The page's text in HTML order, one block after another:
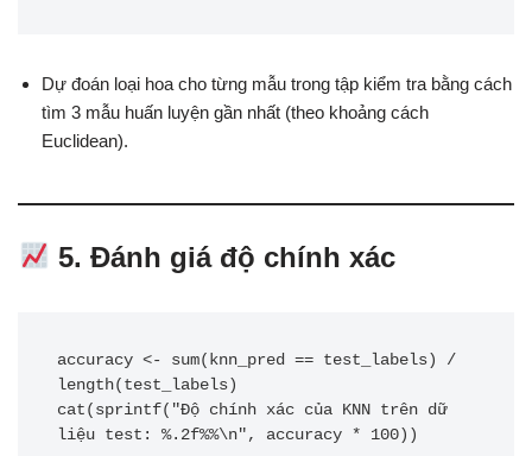
Dự đoán loại hoa cho từng mẫu trong tập kiểm tra bằng cách
tìm 3 mẫu huấn luyện gần nhất (theo khoảng cách
Euclidean).
5. Đánh giá độ chính xác
accuracy <- sum(knn_pred == test_labels) /
length(test_labels)
cat(sprintf("Độ chính xác của KNN trên dữ